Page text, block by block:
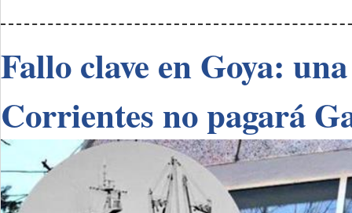
Fallo clave en Goya:
Corrientes no pagará